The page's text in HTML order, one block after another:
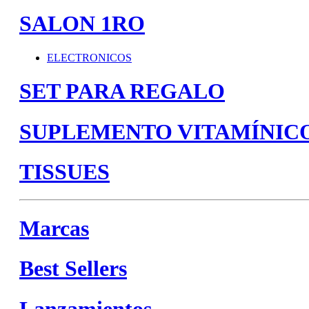
SALON 1RO
ELECTRONICOS
SET PARA REGALO
SUPLEMENTO
TISSUES
Marcas
Best Sellers